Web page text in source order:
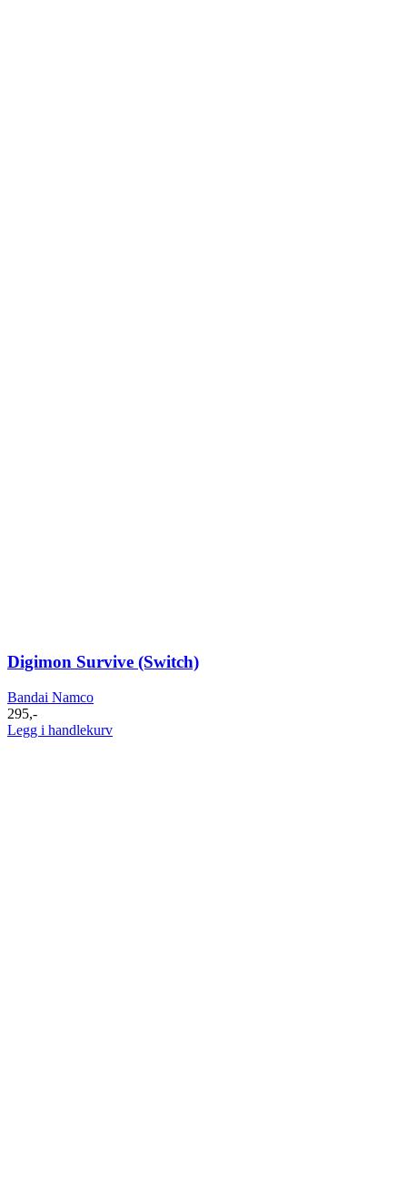
Digimon Survive (Switch)
Bandai Namco
295,-
Legg i handlekurv